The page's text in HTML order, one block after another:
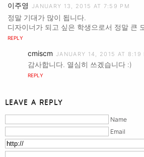
이주영 JANUARY 13, 2015 AT 7:59 PM
정말 기대가 많이 됩니다.
디자이너가 되고 싶은 학생으로서 정말 큰
REPLY
cmiscm JANUARY 14, 2015 AT 8:19
감사합니다. 열심히 쓰겠습니다 :)
REPLY
LEAVE A REPLY
Name
Email